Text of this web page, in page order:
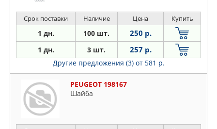
Срок поставки Наличие Цена Купить
1 дн. 100 шт. 250 р.
1 дн. 3 шт. 257 р.
Другие предложения (3) от 581 р.
PEUGEOT 198167
Шайба